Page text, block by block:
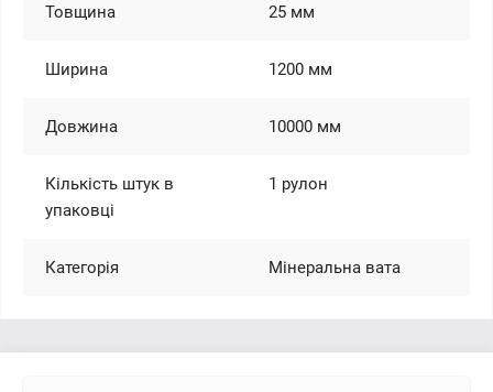
Товщина 25 мм
Ширина 1200 мм
Довжина 10000 мм
Кількість штук в
упаковці
1 рулон
Категорія Мінеральна вата